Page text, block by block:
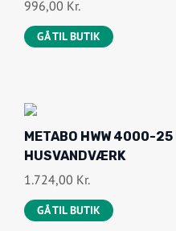
996,00 Kr.
GÅ TIL BUTIK
METABO HWW 4000-
HUSVANDVÆRK
1.724,00 Kr.
GÅ TIL BUTIK